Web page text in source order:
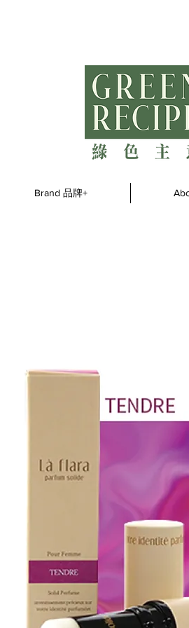
Brand 品牌+